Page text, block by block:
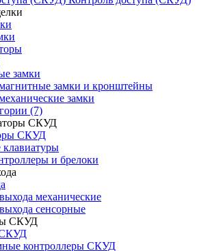
замки
замки и кронштейны
замки
(7)
СКУД
и брелоки
механические
сенсорные
СКУД
контроллеры СКУД